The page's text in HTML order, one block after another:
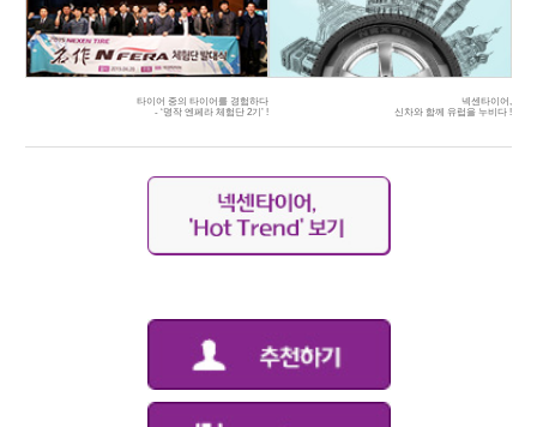
타이어 중의 타이어를 경험하다
- ‘명작 엔페라 체험단 2기’ !
넥센타이어,
신차와 함께 유럽을 누비다 !